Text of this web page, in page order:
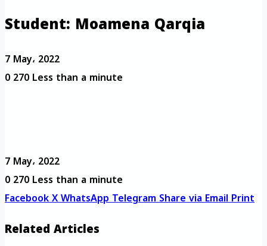
Student: Moamena Qarqia
7 May، 2022
0270Less than a minute
7 May، 2022
0270Less than a minute
FacebookXWhatsAppTelegramShare via EmailPrint
Related Articles